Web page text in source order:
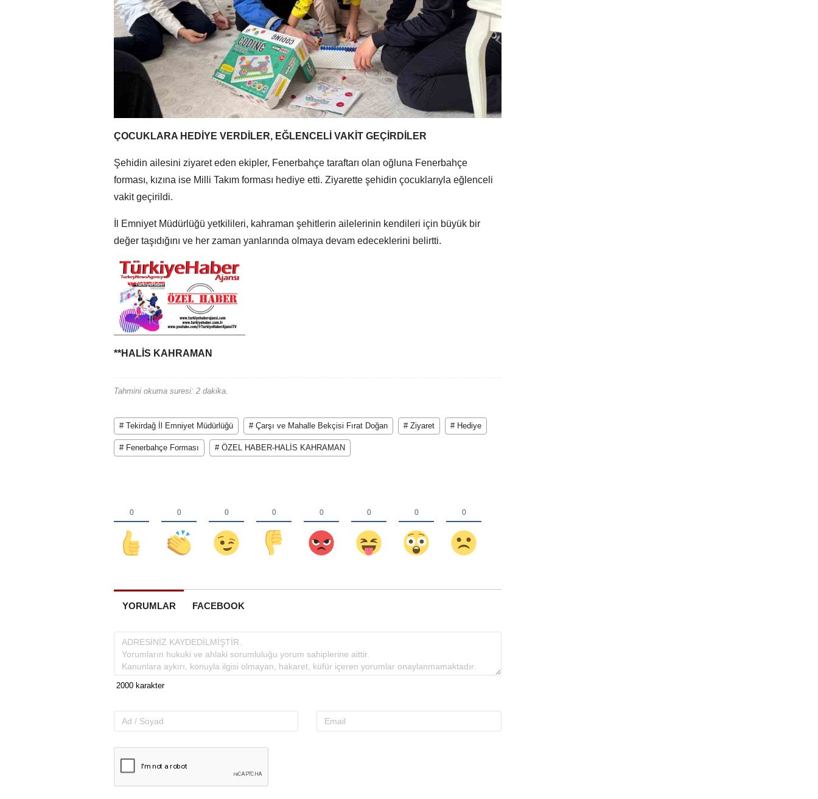
ÇOCUKLARA HEDİYE VERDİLER, EĞLENCELİ VAKİT GEÇİRDİLER
Şehidin ailesini ziyaret eden ekipler, Fenerbahçe taraftarı olan oğluna Fenerbahçe
forması, kızına ise Milli Takım forması hediye etti. Ziyarette şehidin çocuklarıyla eğlenceli
vakit geçirildi.
İl Emniyet Müdürlüğü yetkilileri, kahraman şehitlerin ailelerinin kendileri için büyük bir
değer taşıdığını ve her zaman yanlarında olmaya devam edeceklerini belirtti.
**HALİS KAHRAMAN
Tahmini okuma suresi: 2 dakika.
# Tekirdağ İl Emniyet Müdürlüğü # Çarşı ve Mahalle Bekçisi Fırat Doğan # Ziyaret # Hediye
# Fenerbahçe Forması # ÖZEL HABER-HALİS KAHRAMAN
YORUMLAR FACEBOOK